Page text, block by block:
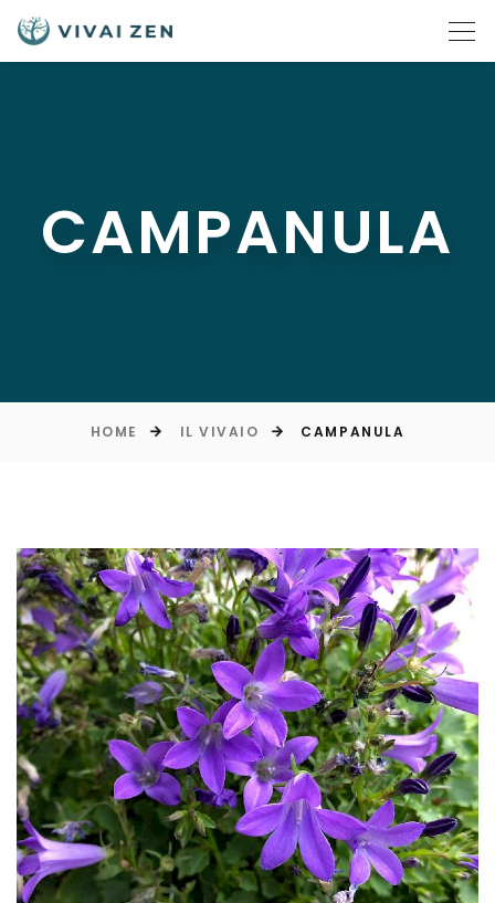
CAMPANULA
HOME IL VIVAIO CAMPANULA